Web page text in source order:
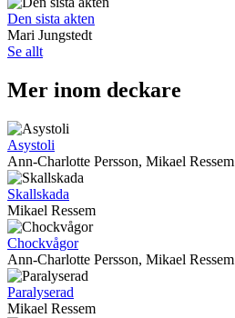
Den sista akten
Mari Jungstedt
Se allt
Mer inom deckare
Asystoli
Ann-Charlotte Persson, Mikael Ressem
Skallskada
Mikael Ressem
Chockvågor
Ann-Charlotte Persson, Mikael Ressem
Paralyserad
Mikael Ressem